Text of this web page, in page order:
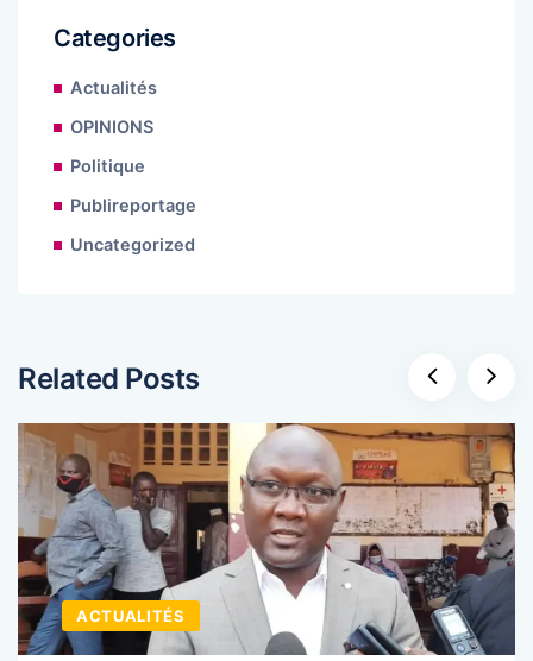
Categories
Actualités
OPINIONS
Politique
Publireportage
Uncategorized
Related Posts
ACTUALITÉS